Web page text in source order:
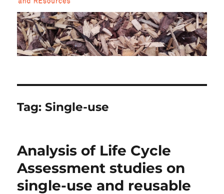
AWARE
Tag:Single-use
Analysis of Life Cycle
Assessment studies on
single-use and reusable